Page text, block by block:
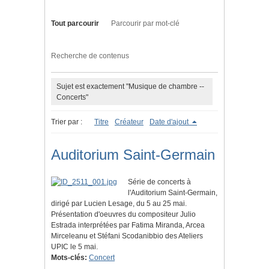
Tout parcourir Parcourir par mot-clé
Recherche de contenus
Sujet est exactement "Musique de chambre --
Concerts"
Trier par : Titre Créateur Date d'ajout
Auditorium Saint-Germain
Série de concerts à
l'Auditorium Saint-Germain,
dirigé par Lucien Lesage, du 5 au 25 mai.
Présentation d'oeuvres du compositeur Julio
Estrada interprétées par Fatima Miranda, Arcea
Mirceleanu et Stéfani Scodanibbio des Ateliers
UPIC le 5 mai.
Mots-clés: Concert